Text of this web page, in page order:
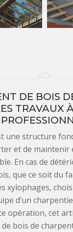
DE BOIS
TRAVAUX
une structure
et de maintenir
En cas de
que ce soit du
xylophages,
d’un
opération, cet
bois de